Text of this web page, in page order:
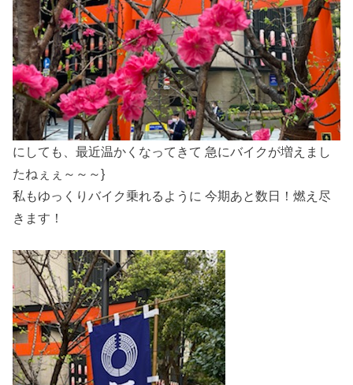
にしても、最近温かくなってきて 急にバイクが増えまし
たねぇぇ～～～}
私もゆっくりバイク乗れるように 今期あと数日！燃え尽
きます！